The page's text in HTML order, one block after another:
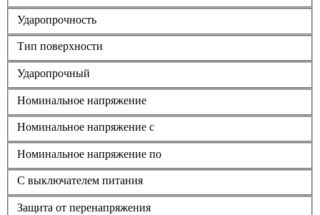
Ударопрочность
Тип поверхности
Ударопрочный
Номинальное напряжение
Номинальное напряжение с
Номинальное напряжение по
С выключателем питания
Защита от перенапряжения